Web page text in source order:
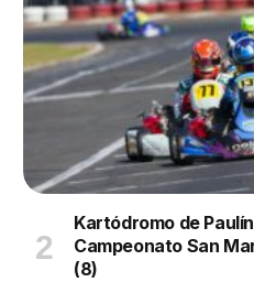
Kartódromo de
Campeonato San
(8)